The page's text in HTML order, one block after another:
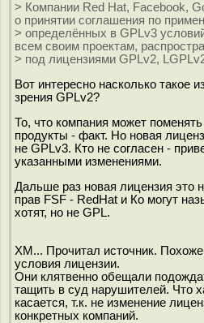
> Компании Red Hat, Facebook,
о принятии соглашения по
> определённых в GPLv3
всем своим проектам,
> под лицензиями GPLv2,
Вот интересно насколько такое
зрения GPLv2?
То, что компания может
продукты - факт. Но новая
не GPLv3. Кто не согласен -
указанными изменениями.
Дальше раз новая лицензия это
прав FSF - RedHat и Ко могут
хотят, но не GPL.
ХМ... Прочитал источник.
условия лицензии.
Они клятвенно обещали
тащить в суд нарушителей. Что
касается, т.к. не изменение
конкретных компаний.